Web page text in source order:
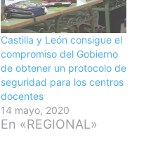
Castilla y León consigue el
compromiso del Gobierno
de obtener un protocolo de
seguridad para los centros
docentes
14 mayo, 2020
En «REGIONAL»